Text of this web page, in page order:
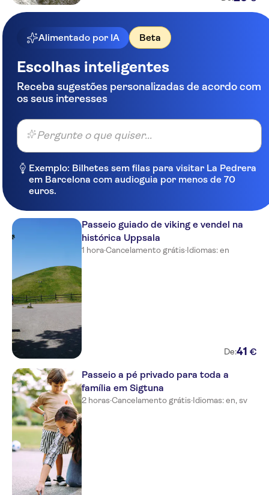
Alimentado por IA Beta
Escolhas inteligentes
Receba sugestões personalizadas de acordo com
os seus interesses
Pergunte o que quiser...
Exemplo: Bilhetes sem filas para visitar La Pedrera
em Barcelona com audioguia por menos de 70
euros.
Passeio guiado de viking e vendel na
histórica Uppsala
1 hora·Cancelamento grátis·Idiomas: en
De:41 €
Passeio a pé privado para toda a
família em Sigtuna
2 horas·Cancelamento grátis·Idiomas: en, sv